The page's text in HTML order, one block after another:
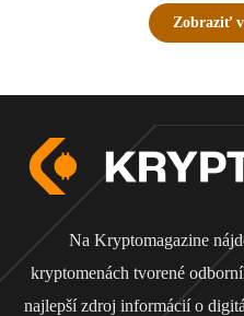
Zobraziť
Na Kryptomagazine
kryptomenách tvorené
najlepší zdroj informácií o